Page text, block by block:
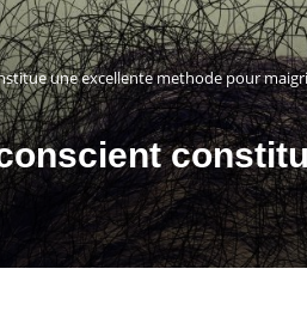
une excellente methode pour